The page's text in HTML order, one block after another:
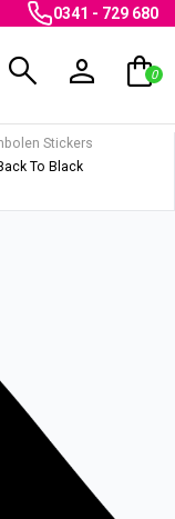
0341 - 729 680
search person shopping_bag
0
Stickers
To Black